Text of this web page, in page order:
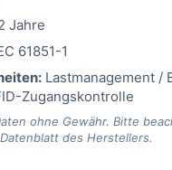
Jahre
61851-1
Lastmanagement /
Zugangskontrolle
ohne Gewähr. Bitte
des Herstellers.